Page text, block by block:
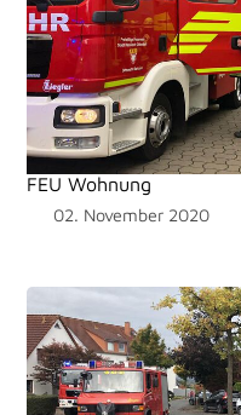
FEU Wohnung
02. November 2020